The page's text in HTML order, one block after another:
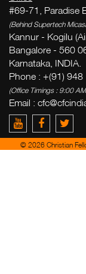
#69-71, Paradise
(Behind Supertech
Kannur - Kogilu
Bangalore - 560
Karnataka, INDIA.
Phone : +(91)
(Office Timings : 9:00
Email :
© 2026 Christian